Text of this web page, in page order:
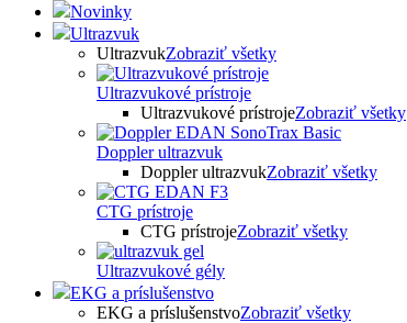
Novinky
Ultrazvuk
UltrazvukZobraziť všetky
Ultrazvukové prístroje
Ultrazvukové prístrojeZobraziť všetky
Doppler ultrazvuk
Doppler ultrazvukZobraziť všetky
CTG prístroje
CTG prístrojeZobraziť všetky
Ultrazvukové gély
EKG a príslušenstvo
EKG a príslušenstvoZobraziť všetky